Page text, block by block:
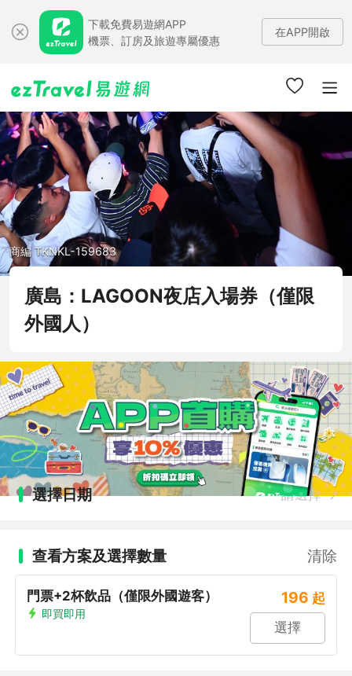
下載免費易遊網APP
機票、訂房及旅遊專屬優惠
在APP開啟
商編 TKNKL-159683
廣島：LAGOON夜店入場券（僅限
外國人）
選擇日期 請選擇
查看方案及選擇數量 清除
門票+2杯飲品（僅限外國遊客）
即買即用
196 起
選擇